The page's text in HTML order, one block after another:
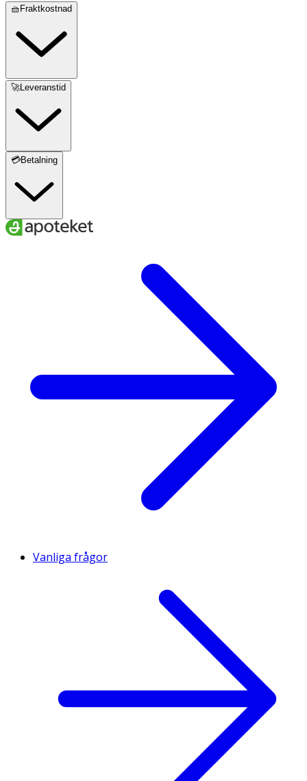
🧺Fraktkostnad
🚀Leveranstid
💳Betalning
Vanliga frågor